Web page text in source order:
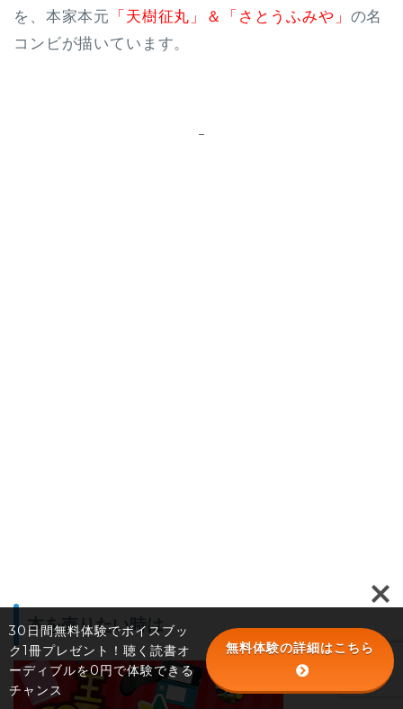
を、本家本元
「天樹征丸」＆「さとうふみや」 の名
コンビが描いています。
本を売りたい時は
30日間無料体験でボイスブッ
ク1冊プレゼント！聴く読書オ
ーディブルを0円で体験できる
チャンス
無料体験の詳細はこちら